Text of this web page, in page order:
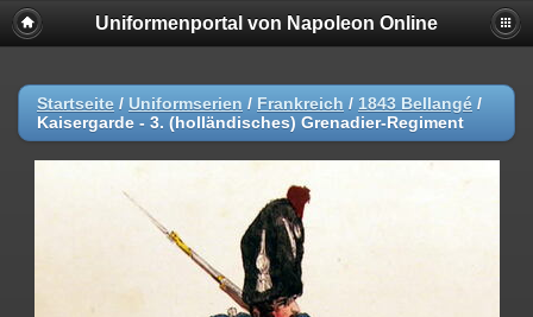
Uniformenportal von Napoleon Online
Startseite / Uniformserien / Frankreich / 1843 Bellangé /
Kaisergarde - 3. (holländisches) Grenadier-Regiment